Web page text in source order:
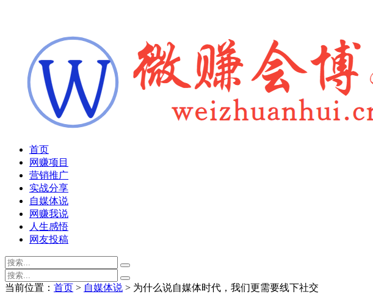
首页
网赚项目
营销推广
实战分享
自媒体说
网赚我说
人生感悟
网友投稿
当前位置： 首页 > 自媒体说 > 为什么说自媒体时代，我们更需要线下社交